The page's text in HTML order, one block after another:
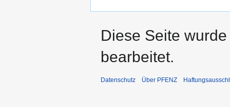
Diese Seite
bearbeitet.
Datenschutz Über PFENZ